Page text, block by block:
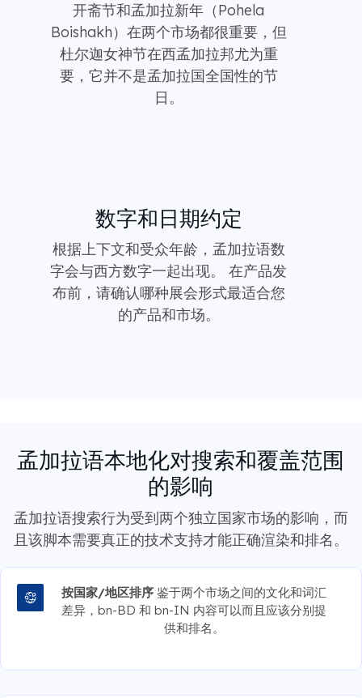
开斋节和孟加拉新年（Pohela
Boishakh）在两个市场都很重要，但
杜尔迦女神节在西孟加拉邦尤为重
要，它并不是孟加拉国全国性的节
日。
数字和日期约定
根据上下文和受众年龄，孟加拉语数
字会与西方数字一起出现。 在产品发
布前，请确认哪种展会形式最适合您
的产品和市场。
孟加拉语本地化对搜索和覆盖范围
的影响
孟加拉语搜索行为受到两个独立国家市场的影响，而
且该脚本需要真正的技术支持才能正确渲染和排名。
按国家/地区排序 鉴于两个市场之间的文化和词汇
差异，bn-BD 和 bn-IN 内容可以而且应该分别提
供和排名。